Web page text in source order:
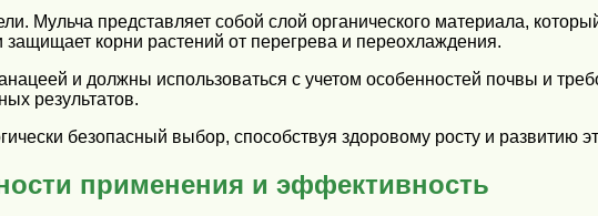
Мульча представляет собой слой органического материала,
защищает корни растений от перегрева и переохлаждения.
и должны использоваться с учетом особенностей почвы и
результатов.
безопасный выбор, способствуя здоровому росту и развитию
применения и эффективность